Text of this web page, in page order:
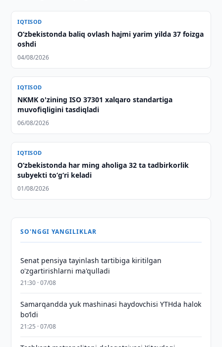
IQTISOD
O‘zbekistonda baliq ovlash hajmi yarim yilda 37 foizga
oshdi
04/08/2026
IQTISOD
NKMK o'zining ISO 37301 xalqaro standartiga
muvofiqligini tasdiqladi
06/08/2026
IQTISOD
O‘zbekistonda har ming aholiga 32 ta tadbirkorlik
subyekti to‘g‘ri keladi
01/08/2026
SO'NGGI YANGILIKLAR
Senat pensiya tayinlash tartibiga kiritilgan
o'zgartirishlarni ma'qulladi
21:30 · 07/08
Samarqandda yuk mashinasi haydovchisi YTHda halok
bo‘ldi
21:25 · 07/08